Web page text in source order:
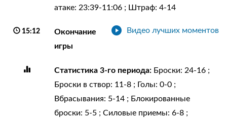
атаке: 23:39-11:06 ; Штраф: 4-14
15:12 Видео лучших моментов
Окончание
игры
Статистика 3-го периода: Броски: 24-16 ;
Броски в створ: 11-8 ; Голы: 0-0 ;
Вбрасывания: 5-14 ; Блокированные
броски: 5-5 ; Силовые приемы: 6-8 ;